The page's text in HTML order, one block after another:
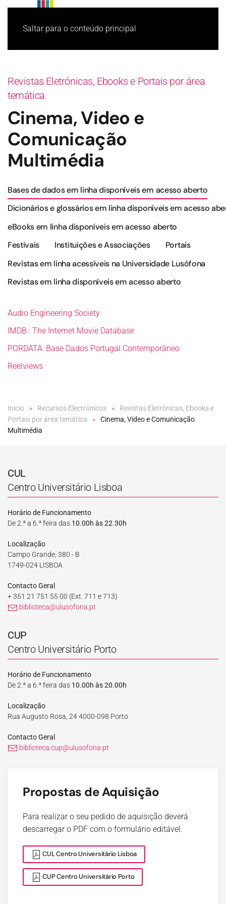
Saltar para o conteúdo principal
Revistas Eletrónicas, Ebooks e Portais por área
temática
Cinema, Video e
Comunicação
Multimédia
Bases de dados em linha disponíveis em acesso aberto
Dicionários e glossários em linha disponíveis em acesso
eBooks em linha disponíveis em acesso aberto
Festivais
Instituições e Associações
Portais
Revistas em linha acessíveis na Universidade Lusófona
Revistas em linha disponíveis em acesso aberto
Audio Engineering Society
IMDB : The Internet Movie Database
PORDATA: Base Dados Portugal Contemporâneo
Reelviews
Início Recursos Electrónicos
Revistas Eletrónicas, Ebooks e
Portais por área temática
Cinema, Video e Comunicação
Multimédia
CUL
Centro Universitário Lisboa
Horário de Funcionamento
De 2.ª a 6.ª feira das 10.00h às 22.30h
Localização
Campo Grande, 380 - B
1749-024 LISBOA
Contacto Geral
+ 351 21 751 55 00 (Ext. 711 e 713)
biblioteca@ulusofona.pt
CUP
Centro Universitário Porto
Horário de Funcionamento
De 2.ª a 6.ª feira das 10.00h às 20.00h
Localização
Rua Augusto Rosa, 24 4000-098 Porto
Contacto Geral
biblioteca.cup@ulusofona.pt
Propostas de Aquisição
Para realizar o seu pedido de aquisição deverá
descarregar o PDF com o formulário editável.
CUL Centro Universitário Lisboa
CUP Centro Universitário Porto